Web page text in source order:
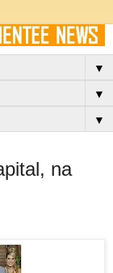
▼
▼
▼
na